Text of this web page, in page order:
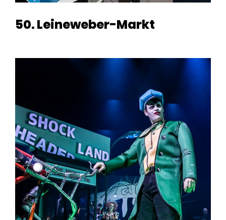
50. Leineweber-Markt